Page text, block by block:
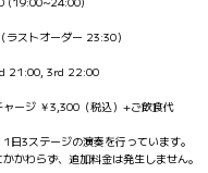
ストオーダー 23:30）
21:00, 3rd 22:00
ャージ ￥3,300（税込）+ご飲食代
日3ステージの演奏を行っています。
かわらず、追加料金は発生しません。